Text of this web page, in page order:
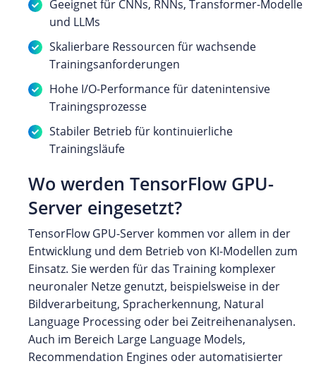
Geeignet für CNNs, RNNs, Transformer-Modelle
und LLMs
Skalierbare Ressourcen für wachsende
Trainingsanforderungen
Hohe I/O-Performance für datenintensive
Trainingsprozesse
Stabiler Betrieb für kontinuierliche
Trainingsläufe
Wo werden TensorFlow GPU-
Server eingesetzt?
TensorFlow GPU-Server kommen vor allem in der
Entwicklung und dem Betrieb von KI-Modellen zum
Einsatz. Sie werden für das Training komplexer
neuronaler Netze genutzt, beispielsweise in der
Bildverarbeitung, Spracherkennung, Natural
Language Processing oder bei Zeitreihenanalysen.
Auch im Bereich Large Language Models,
Recommendation Engines oder automatisierter